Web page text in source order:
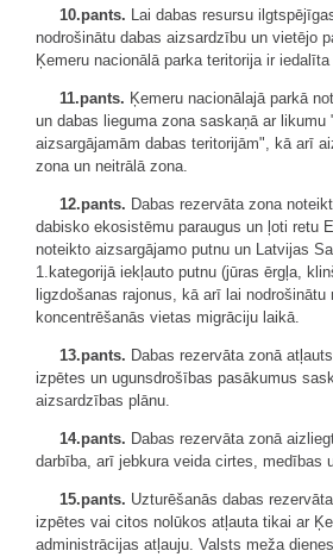
10.pants. Lai dabas resursu
nodrošinātu dabas aizsardzību un vietējo
Ķemeru nacionālā parka teritorija ir
11.pants. Ķemeru nacionālajā parkā
un dabas lieguma zona saskaņā ar likumu
aizsargājamām dabas teritorijām", kā arī
zona un neitrālā zona.
12.pants. Dabas rezervāta zona
dabisko ekosistēmu paraugus un ļoti retu
noteikto aizsargājamo putnu un Latvijas
1.kategorijā iekļauto putnu (jūras ērgļa,
ligzdošanas rajonus, kā arī lai nodrošinātu
koncentrēšanās vietas migrāciju laikā.
13.pants. Dabas rezervāta zonā
izpētes un ugunsdrošības pasākumus
aizsardzības plānu.
14.pants. Dabas rezervāta zonā
darbība, arī jebkura veida cirtes, medības
15.pants. Uzturēšanās dabas
izpētes vai citos nolūkos atļauta tikai ar
administrācijas atļauju. Valsts meža